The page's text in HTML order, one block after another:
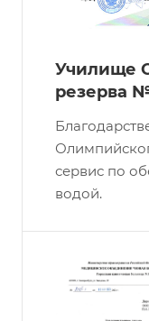
Училище
резерва
сервис по
водой.